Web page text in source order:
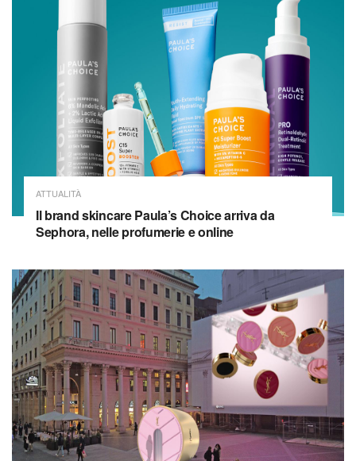
ATTUALITÀ
Il brand skincare Paula’s Choice arriva da
Sephora, nelle profumerie e online